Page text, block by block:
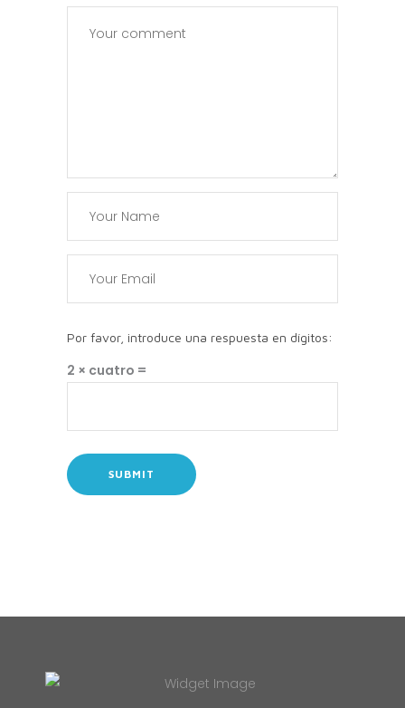
Por favor, introduce una respuesta en dígitos:
2 × cuatro =